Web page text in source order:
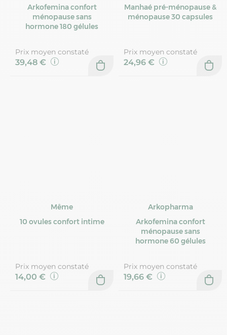
Arkofemina confort
ménopause sans
hormone 180 gélules
Prix moyen constaté
39,48 €
Manhaé pré-ménopause &
ménopause 30 capsules
Prix moyen constaté
24,96 €
Même
10 ovules confort intime
Prix moyen constaté
14,00 €
Arkopharma
Arkofemina confort
ménopause sans
hormone 60 gélules
Prix moyen constaté
19,66 €